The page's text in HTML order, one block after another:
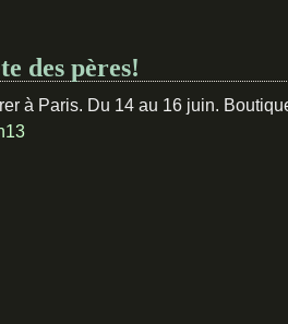
des pères!
à Paris. Du 14 au 16 juin.